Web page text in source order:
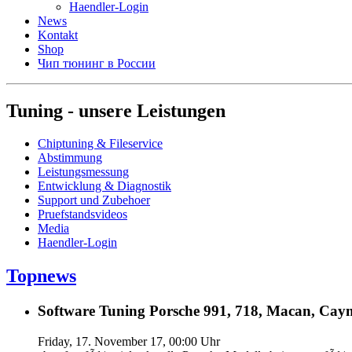
Haendler-Login
News
Kontakt
Shop
Чип тюнинг в России
Tuning - unsere Leistungen
Chiptuning & Fileservice
Abstimmung
Leistungsmessung
Entwicklung & Diagnostik
Support und Zubehoer
Pruefstandsvideos
Media
Haendler-Login
Topnews
Software Tuning Porsche 991, 718, Macan,
Friday, 17. November 17, 00:00 Uhr